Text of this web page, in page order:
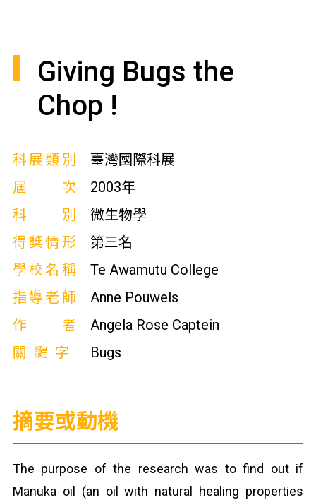
Giving Bugs the
Chop !
科展類別
臺灣國際科展
屆次
2003年
科別
微生物學
得獎情形
第三名
學校名稱
Te Awamutu College
指導老師
Anne Pouwels
作者
Angela Rose Captein
關鍵字
Bugs
摘要或動機
The purpose of the research was to find out if
Manuka oil (an oil with natural healing properties